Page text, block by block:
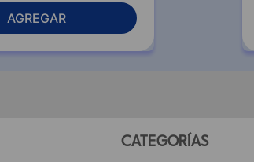
AGREGAR
CATEGORÍAS